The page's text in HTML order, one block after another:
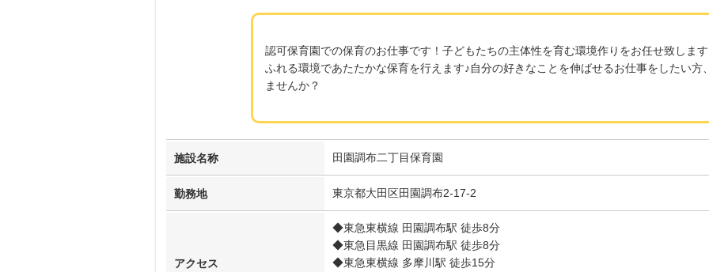
認可保育園での保育のお仕事です！子どもたちの主体性を育む環境作りをお任せ致しま
ふれる環境であたたかな保育を行えます♪自分の好きなことを伸ばせるお仕事をしたい方
ませんか？
施設名称 田園調布二丁目保育園
勤務地 東京都大田区田園調布2-17-2
アクセス
◆東急東横線 田園調布駅 徒歩8分
◆東急目黒線 田園調布駅 徒歩8分
◆東急東横線 多摩川駅 徒歩15分